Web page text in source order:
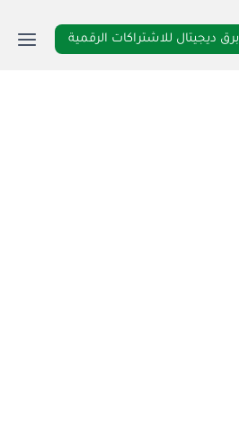
برق ديجيتال للاشتراكات الرقمية